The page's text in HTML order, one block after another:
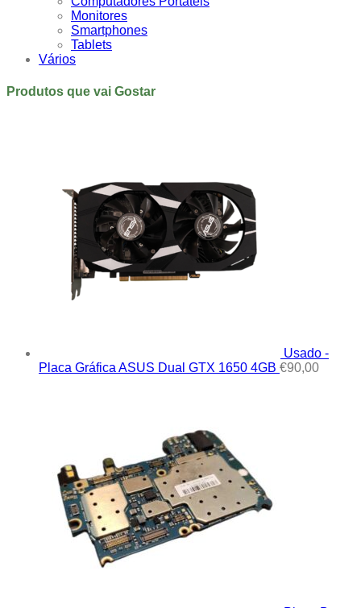
Monitores
Smartphones
Tablets
Vários
Produtos que vai Gostar
Usado -
Placa Gráfica ASUS Dual GTX 1650 4GB €90,00